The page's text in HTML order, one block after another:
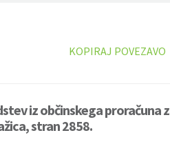
KOPIRAJ POVEZAVO
iz občinskega proračuna
stran 2858.